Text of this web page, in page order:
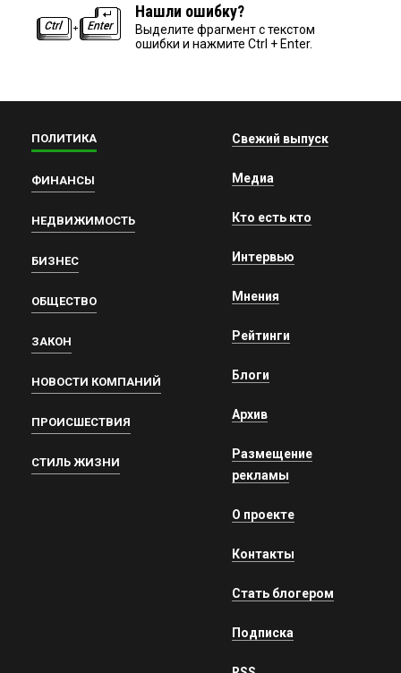
Нашли ошибку?
Выделите фрагмент с текстом
ошибки и нажмите Ctrl + Enter.
ПОЛИТИКА
ФИНАНСЫ
НЕДВИЖИМОСТЬ
БИЗНЕС
ОБЩЕСТВО
ЗАКОН
НОВОСТИ КОМПАНИЙ
ПРОИСШЕСТВИЯ
СТИЛЬ ЖИЗНИ
Свежий выпуск
Медиа
Кто есть кто
Интервью
Мнения
Рейтинги
Блоги
Архив
Размещение
рекламы
О проекте
Контакты
Стать блогером
Подписка